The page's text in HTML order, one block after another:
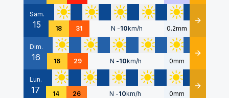
Sam.
15 18 31 N -10km/h 0.2mm Détails
Dim.
16 16 29 N -10km/h 0mm Détails
Lun.
17 14 26 N -10km/h 0mm Détails